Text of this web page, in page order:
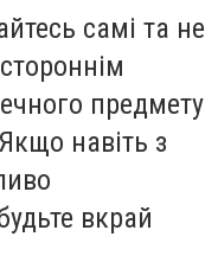
самі та не
предмету
навіть з
вкрай